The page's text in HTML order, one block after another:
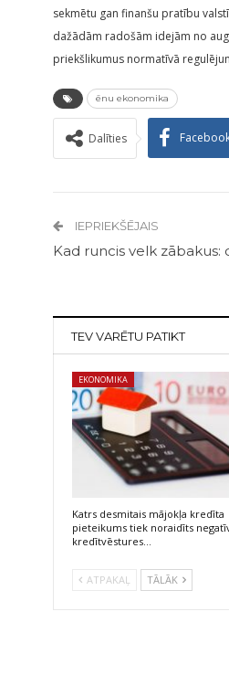
sekmētu gan finanšu pratību
dažādām radošām idejām no
priekšlikumus normatīvā
ēnu ekonomika
Dalīties
IEPRIEKŠĒJAIS
Kad runcis velk zābakus:
TEV VARĒTU PATIKT
EKONOMIKA
Katrs desmitais mājokļa kredīta
pieteikums tiek noraidīts
kredītvēstures…
ATPAKAĻ TĀLĀK